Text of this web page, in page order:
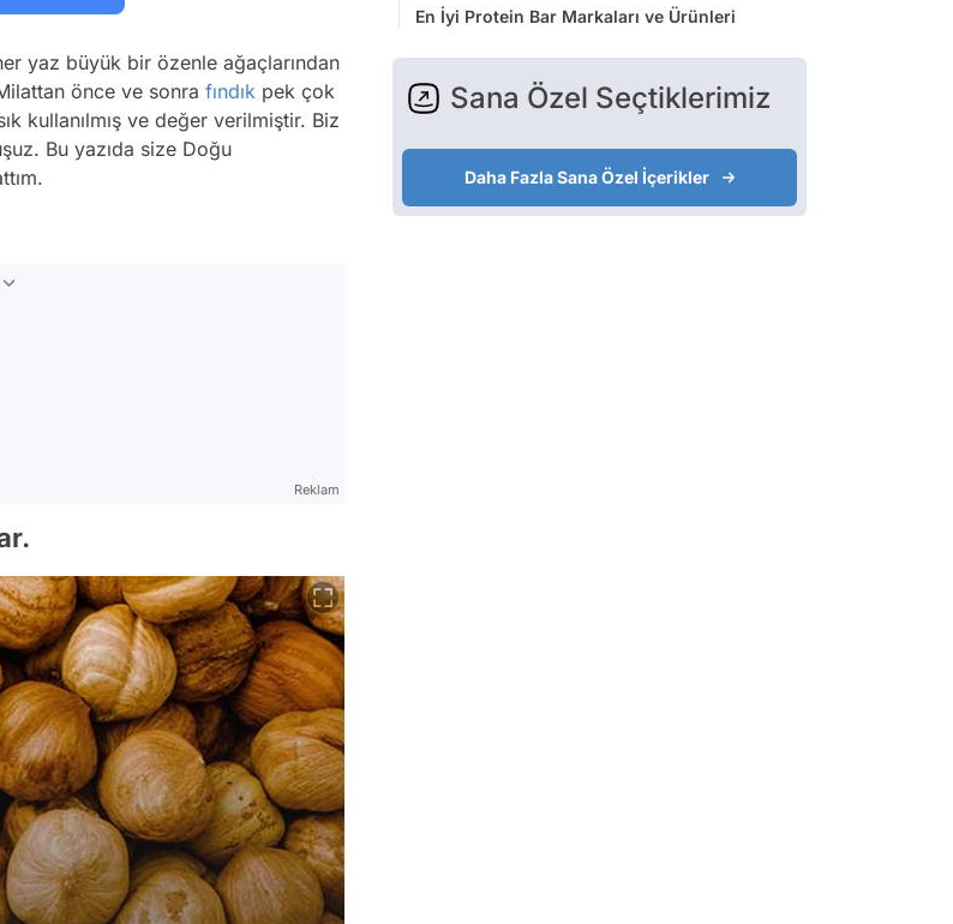
yaz büyük bir özenle ağaçlarından
önce ve sonra fındık pek çok
kullanılmış ve değer verilmiştir. Biz
Bu yazıda size Doğu
Reklam
En İyi Protein Bar Markaları ve Ürünleri
Sana Özel Seçtiklerimiz
Daha Fazla Sana Özel İçerikler